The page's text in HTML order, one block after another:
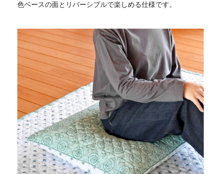
色ベースの面とリバーシブルで楽しめる仕様です。